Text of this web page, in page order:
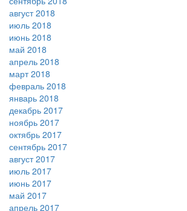
август 2018
июль 2018
июнь 2018
май 2018
апрель 2018
март 2018
февраль 2018
январь 2018
декабрь 2017
ноябрь 2017
октябрь 2017
сентябрь 2017
август 2017
июль 2017
июнь 2017
май 2017
апрель 2017